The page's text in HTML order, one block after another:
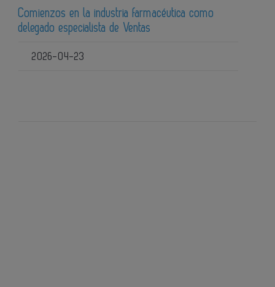
Comienzos en la industria farmacéutica como
delegado especialista de Ventas
2026-04-23